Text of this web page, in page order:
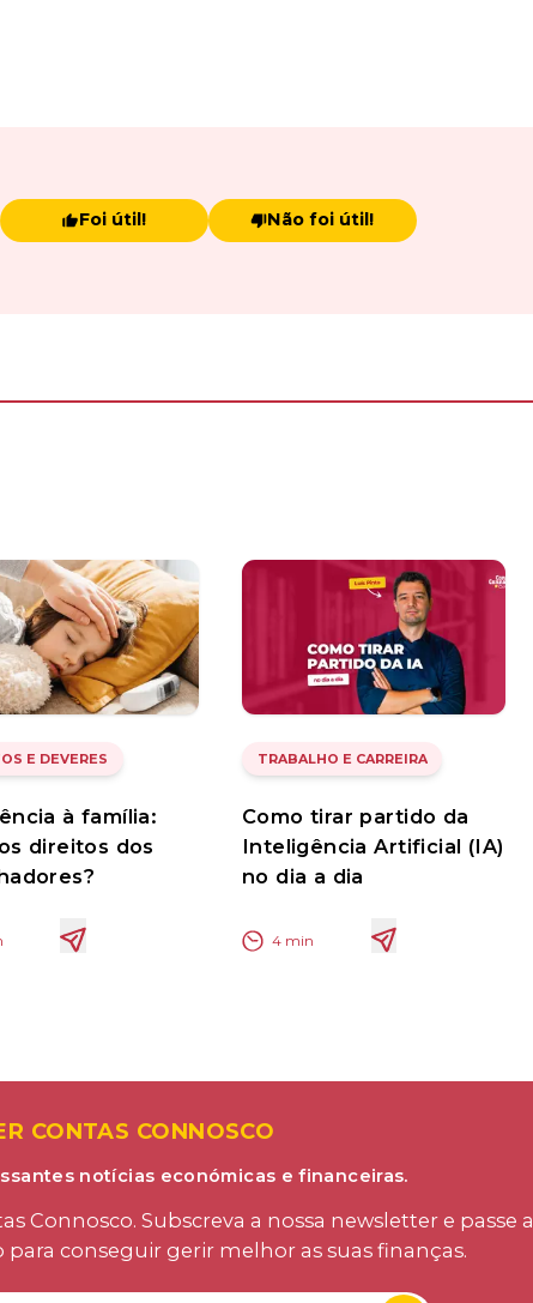
Foi útil! Não foi útil!
E DEVERES
à família:
direitos dos
TRABALHO E CARREIRA
Como tirar partido da
Inteligência Artificial (IA)
no dia a dia
4 min
CONTAS CONNOSCO
notícias económicas e financeiras.
Connosco. Subscreva a nossa newsletter e passe a
conseguir gerir melhor as suas finanças.